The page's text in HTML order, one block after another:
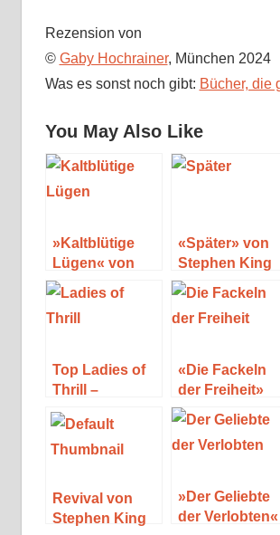
Rezension von
© Gaby Hochrainer, München 2024
Was es sonst noch gibt: Bücher, die
You May Also Like
»Kaltblütige
Lügen« von
Karen Rose
«Später» von
Stephen King
Top Ladies of
Thrill –
Nervenkitzel
aus den USA
«Die Fackeln
der Freiheit»
von Diana
Gabaldon
Revival von
Stephen King
»Der Geliebte
der Verlobten«